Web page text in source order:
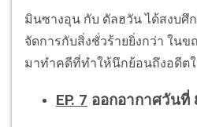
มินซางอุน กับ ดัลฮวัน ได้สงบศึ
จัดการกับสิ่งชั่วร้ายยิ่งกว่า ใน
มาทำคดีที่ทำให้นึกย้อนถึงอดีต
EP. 7 ออกอากาศวันที่